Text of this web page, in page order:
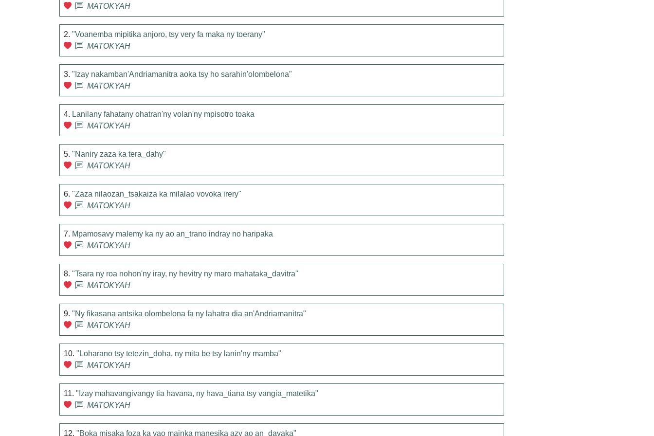
MATOKYAH
2. "Voanemba mipitika anjoro, tsy very fa maka ny toerany"
MATOKYAH
3. "Izay nakamban'Andriamanitra aoka tsy ho sarahin'olombelona"
MATOKYAH
4. Lanilany fahatany ohatran'ny volan'ny mpisotro toaka
MATOKYAH
5. "Naniry zaza ka tera_dahy"
MATOKYAH
6. "Zaza nilaozan_tsakaiza ka milalao vovoka irery"
MATOKYAH
7. Mpamosavy malemy ka ny ao an_trano indray no haripaka
MATOKYAH
8. "Tsara ny roa nohon'ny iray, ny hevitry ny maro mahataka_davitra"
MATOKYAH
9. "Ny fikasana antsika olombelona fa ny lahatra dia an'Andriamanitra"
MATOKYAH
10. "Loharano tsy tetezin_doha, ny mita be tsy lanin'ny mamba"
MATOKYAH
11. "Izay mahavangivangy tia havana, ny hava_tiana tsy vangia_matetika"
MATOKYAH
12. "Boka misaka foza ka vao mainka manesika azy ao an_davaka"